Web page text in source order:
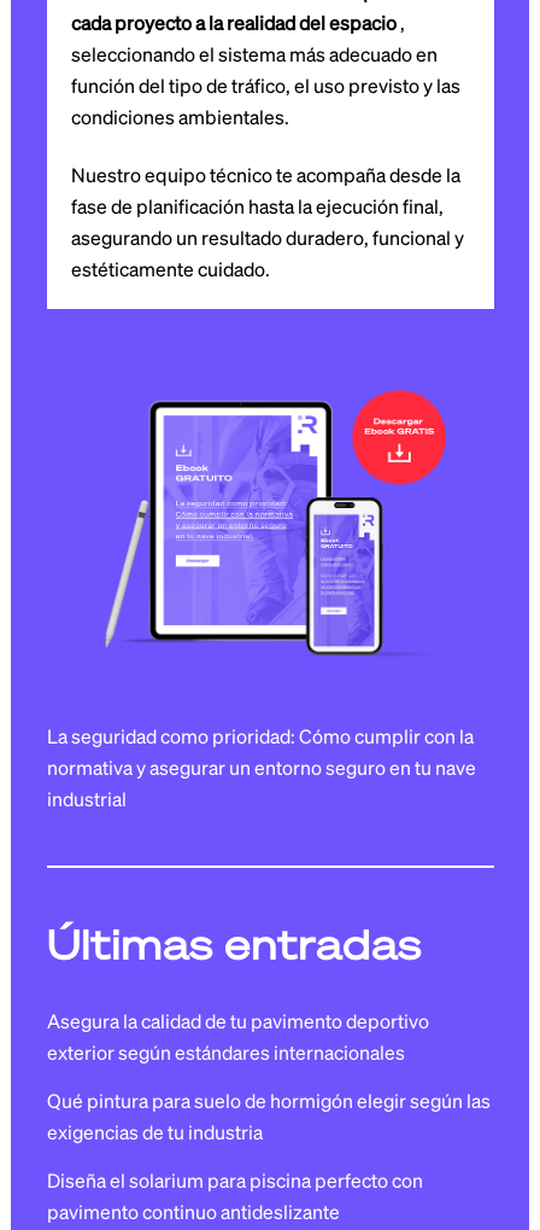
cada proyecto a la realidad del espacio,
seleccionando el sistema más adecuado en
función del tipo de tráfico, el uso previsto y las
condiciones ambientales.
Nuestro equipo técnico te acompaña desde la
fase de planificación hasta la ejecución final,
asegurando un resultado duradero, funcional y
estéticamente cuidado.
La seguridad como prioridad: Cómo cumplir con la
normativa y asegurar un entorno seguro en tu nave
industrial
Últimas entradas
Asegura la calidad de tu pavimento deportivo
exterior según estándares internacionales
Qué pintura para suelo de hormigón elegir según las
exigencias de tu industria
Diseña el solarium para piscina perfecto con
pavimento continuo antideslizante